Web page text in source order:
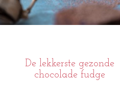
De lekkerste gezonde
chocolade fudge